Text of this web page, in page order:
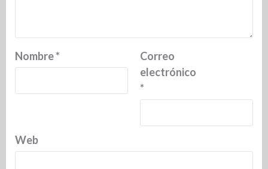
Nombre*
Correo
electrónico
*
Web